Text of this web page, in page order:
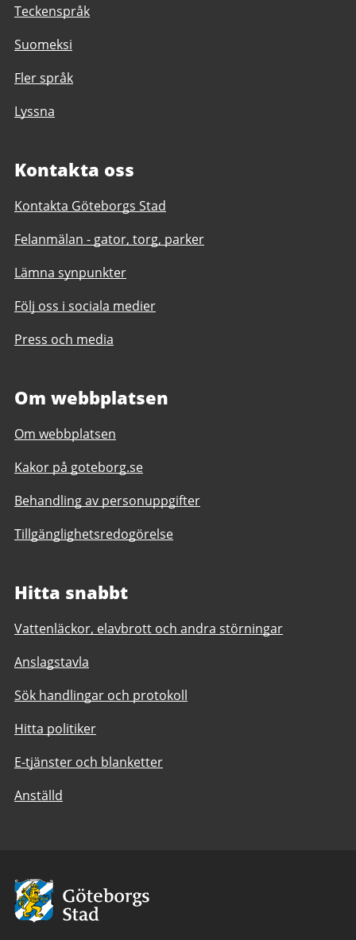
Teckenspråk
Suomeksi
Fler språk
Lyssna
Kontakta oss
Kontakta Göteborgs Stad
Felanmälan - gator, torg, parker
Lämna synpunkter
Följ oss i sociala medier
Press och media
Om webbplatsen
Om webbplatsen
Kakor på goteborg.se
Behandling av personuppgifter
Tillgänglighetsredogörelse
Hitta snabbt
Vattenläckor, elavbrott och andra störningar
Anslagstavla
Sök handlingar och protokoll
Hitta politiker
E-tjänster och blanketter
Anställd
Avsändare:
Göteborgs
Stad